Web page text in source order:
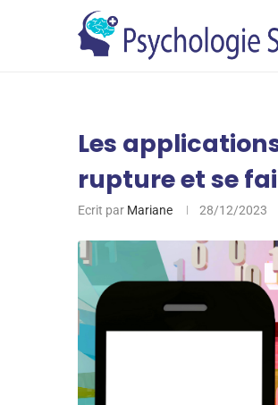
Les
rupture et se
Ecrit par Mariane 28/12/2023